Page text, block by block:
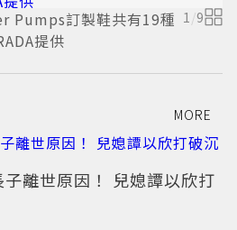
Pumps訂製鞋共有19種
提供
1/9
MORE
離世原因！ 兒媳譚以欣打